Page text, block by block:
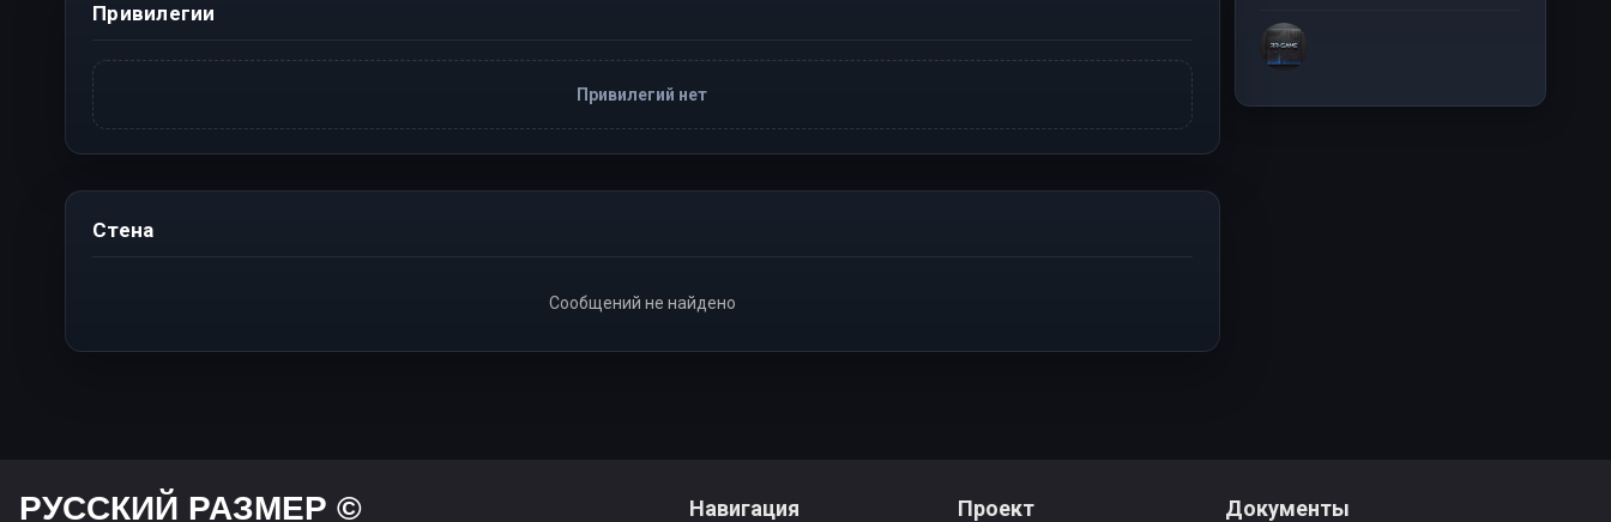
Привилегии
Привилегий нет
Стена
Сообщений не найдено
РУССКИЙ РАЗМЕР © Навигация Проект Документы